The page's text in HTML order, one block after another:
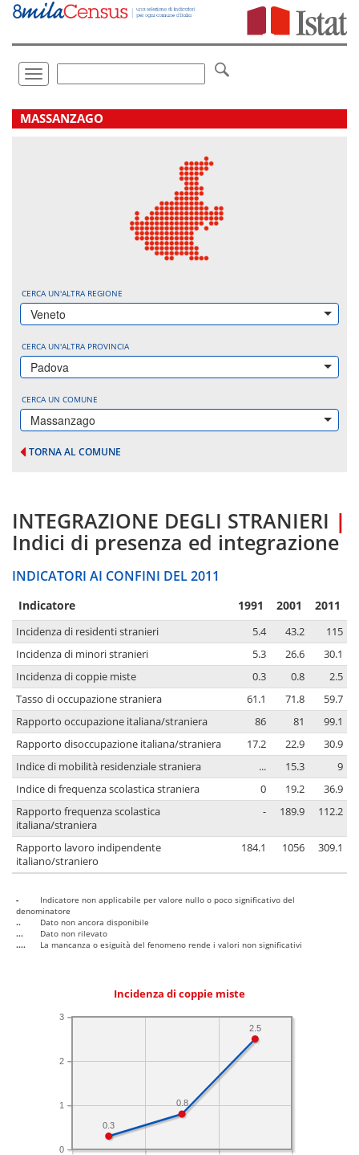
Vai
direttamente
Toggle
navigation
.
MASSANZAGO
CERCA UN'ALTRA REGIONE
Veneto
CERCA UN'ALTRA PROVINCIA
Padova
CERCA UN COMUNE
Massanzago
TORNA AL COMUNE
INTEGRAZIONE DEGLI STRANIERI |
Indici di presenza ed integrazione
INDICATORI AI CONFINI DEL 2011
Indicatore 1991 2001 2011
Incidenza di residenti stranieri 5.4 43.2
115
Incidenza di minori stranieri
5.3 26.6
30.1
Incidenza di coppie miste
0.3 0.8
2.5
Tasso di occupazione straniera
61.1 71.8
59.7
Rapporto occupazione italiana/straniera
86 81
99.1
Rapporto disoccupazione italiana/straniera
17.2 22.9
30.9
Indice di mobilità residenziale straniera
... 15.3
9
Indice di frequenza scolastica straniera
0 19.2
36.9
Rapporto frequenza scolastica
italiana/straniera
- 189.9 112.2
Rapporto lavoro indipendente
italiano/straniero
184.1 1056 309.1
-
Indicatore non applicabile per valore nullo o poco significativo del
denominatore
..
Dato non ancora disponibile
...
Dato non rilevato
....
La mancanza o esiguità del fenomeno rende i valori non significativi
Incidenza di coppie miste
0
1
2
3
2.5
0.8
0.3